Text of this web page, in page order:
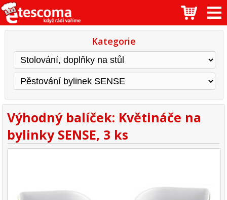
Kategorie
Výhodný balíček: Květináče na
bylinky SENSE, 3 ks